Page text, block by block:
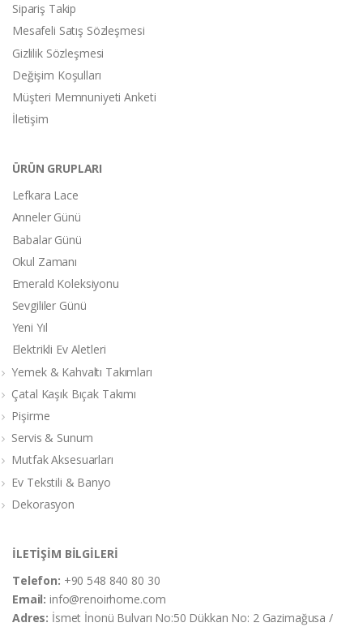
Sipariş Takip
Mesafeli Satış Sözleşmesi
Gizlilik Sözleşmesi
Değişim Koşulları
Müşteri Memnuniyeti Anketi
İletişim
ÜRÜN GRUPLARI
Lefkara Lace
Anneler Günü
Babalar Günü
Okul Zamanı
Emerald Koleksiyonu
Sevgililer Günü
Yeni Yıl
Elektrikli Ev Aletleri
Yemek & Kahvaltı Takımları
Çatal Kaşık Bıçak Takımı
Pişirme
Servis & Sunum
Mutfak Aksesuarları
Ev Tekstili & Banyo
Dekorasyon
İLETİŞİM BİLGİLERİ
Telefon: +90 548 840 80 30
Email:info@renoirhome.com
Adres: İsmet İnonü Bulvarı No:50 Dükkan No: 2 Gazimağusa /